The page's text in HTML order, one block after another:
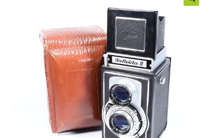
Sample Page
Zamówienia